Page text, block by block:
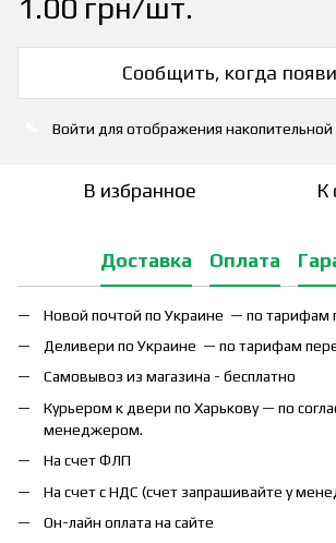
1.00 грн/шт.
Сообщить, когда
Войти для отображения накопительной
В избранное К
Доставка Оплата
Новой почтой по Украине — по тарифам
Деливери по Украине — по тарифам
Самовывоз из магазина - бесплатно
Курьером к двери по Харькову — по
менеджером.
На счет ФЛП
На счет с НДС (счет запрашивайте у
Он-лайн оплата на сайте